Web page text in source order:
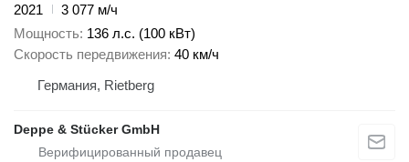
2021
3 077 м/ч
Мощность 136 л.с. (100 кВт)
Скорость передвижения 40 км/ч
Германия, Rietberg
Deppe & Stücker GmbH